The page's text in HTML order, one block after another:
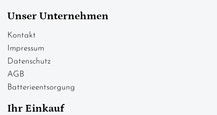
Unser Unternehmen
Kontakt
Impressum
Datenschutz
AGB
Batterieentsorgung
Ihr Einkauf